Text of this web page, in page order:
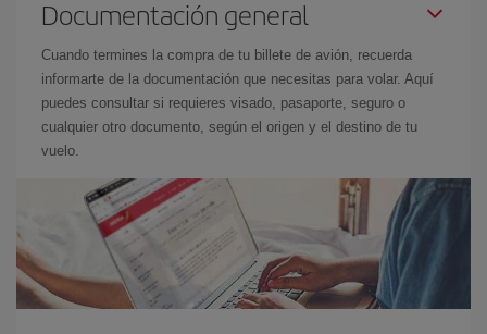
Documentación general
Cuando termines la compra de tu billete de avión, recuerda
informarte de la documentación que necesitas para volar. Aquí
puedes consultar si requieres visado, pasaporte, seguro o
cualquier otro documento, según el origen y el destino de tu
vuelo.